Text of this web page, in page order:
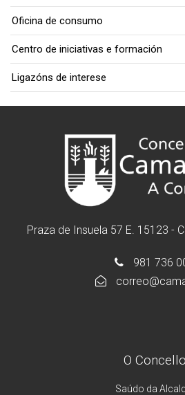
Oficina de consumo
Centro de iniciativas e formación
Ligazóns de interese
Praza de Insuela 57 E. 15123 -
981 736
O Concello
Saúdo da